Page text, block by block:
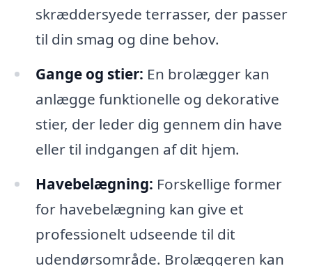
skræddersyede terrasser, der passer
til din smag og dine behov.
Gange og stier: En brolægger kan
anlægge funktionelle og dekorative
stier, der leder dig gennem din have
eller til indgangen af dit hjem.
Havebelægning: Forskellige former
for havebelægning kan give et
professionelt udseende til dit
udendørsområde. Brolæggeren kan